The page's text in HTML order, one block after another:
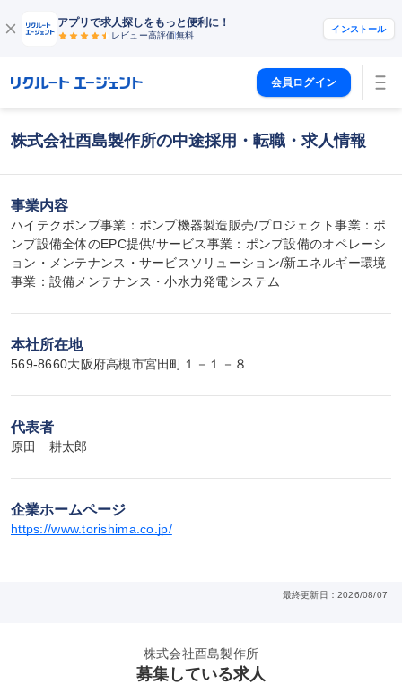
アプリで求人探しをもっと便利に！
レビュー高評価無料
インストール
会員ログイン
株式会社酉島製作所の中途採用・転職・求人情報
事業内容
ハイテクポンプ事業：ポンプ機器製造販売/プロジェクト事業：ポ
ンプ設備全体のEPC提供/サービス事業：ポンプ設備のオペレーシ
ョン・メンテナンス・サービスソリューション/新エネルギー環境
事業：設備メンテナンス・小水力発電システム
本社所在地
569-8660大阪府高槻市宮田町１－１－８
代表者
原田　耕太郎
企業ホームページ
https://www.torishima.co.jp/
最終更新日：2026/08/07
株式会社酉島製作所
募集している求人